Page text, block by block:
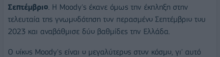
Σεπτέμβριο. Η Moody's έκανε όμως την έκπληξη στην
τελευταία της γνωμοδότηση τον περασμένο Σεπτέμβριο του
2023 και αναβάθμισε δύο βαθμίδες την Ελλάδα.
Ο οίκος Moody's είναι ο μεγαλύτερος στον κόσμο, γι' αυτό